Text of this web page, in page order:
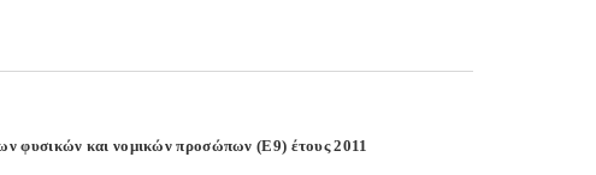
φυσικών και νομικών προσώπων (Ε9) έτους 2011